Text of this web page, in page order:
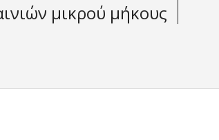
μικρού μήκους